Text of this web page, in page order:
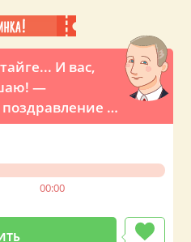
И вас,
—
от
00:00